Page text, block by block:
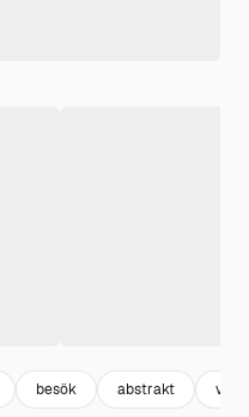
besök abstrakt växt